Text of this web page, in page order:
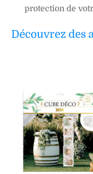
protection de
Découvrez des